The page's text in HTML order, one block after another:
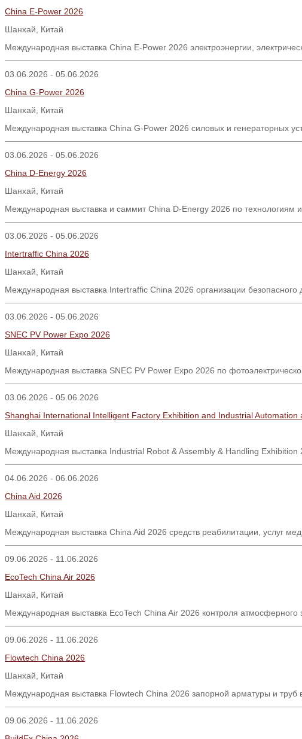
China E-Power 2026
Шанхай
Китай
Международная выставка China E-Power 2026 электроэнергии,
03.06.2026 - 05.06.2026
China G-Power 2026
Шанхай
Китай
Международная выставка China G-Power 2026 силовых и генераторных
03.06.2026 - 05.06.2026
China D-Energy 2026
Шанхай
Китай
Международная выставка и саммит China D-Energy 2026 по
03.06.2026 - 05.06.2026
Intertraffic China 2026
Шанхай, Китай
Международная выставка Intertraffic China 2026 организации
03.06.2026 - 05.06.2026
SNEC PV Power Expo 2026
Шанхай
Китай
Международная выставка SNEC PV Power Expo 2026 по
03.06.2026 - 05.06.2026
Shanghai International Intelligent Factory Exhibition and Industrial Automation
Шанхай
Китай
Международная выставка Industrial Robot & Assembly & Handling Exhibition
04.06.2026 - 06.06.2026
China Aid 2026
Шанхай, Китай
Международная выставка China Aid 2026 средств реабилитации, услуг
09.06.2026 - 11.06.2026
EcoTech China Air 2026
Шанхай
Китай
Международная выставка EcoTech China Air 2026 контроля атмосферного
09.06.2026 - 11.06.2026
Flowtech China 2026
Шанхай, Китай
Международная выставка Flowtech China 2026 запорной арматуры и труб
09.06.2026 - 11.06.2026